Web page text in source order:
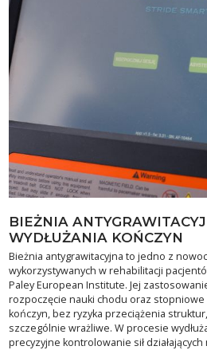
BIEŻNIA
WYDŁUŻANIA KOŃCZYN
Bieżnia antygrawitacyjna to jedno z
wykorzystywanych w rehabilitacji
Paley European Institute. Jej
rozpoczęcie nauki chodu oraz
kończyn, bez ryzyka przeciążenia
szczególnie wrażliwe. W procesie
precyzyjne kontrolowanie sił